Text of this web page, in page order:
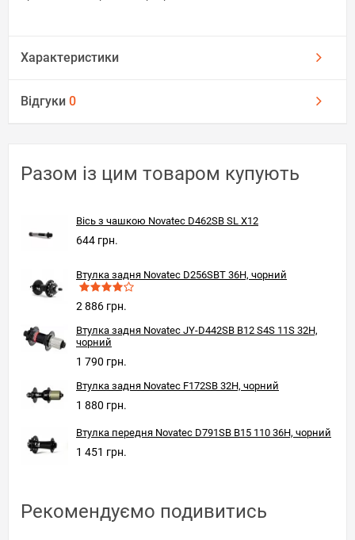
Характеристики
Відгуки 0
Разом із цим товаром купують
Вісь з чашкою Novatec D462SB SL X12
644 грн.
Втулка задня Novatec D256SBT 36H, чорний
2 886 грн.
Втулка задня Novatec JY-D442SB B12 S4S 11S 32H,
чорний
1 790 грн.
Втулка задня Novatec F172SB 32H, чорний
1 880 грн.
Втулка передня Novatec D791SB B15 110 36H, чорний
1 451 грн.
Рекомендуємо подивитись